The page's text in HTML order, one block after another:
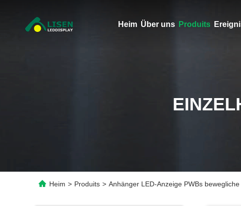
Heim Über uns Produits
Heim > Produits > Anhänger LED-Anzeige PWBs